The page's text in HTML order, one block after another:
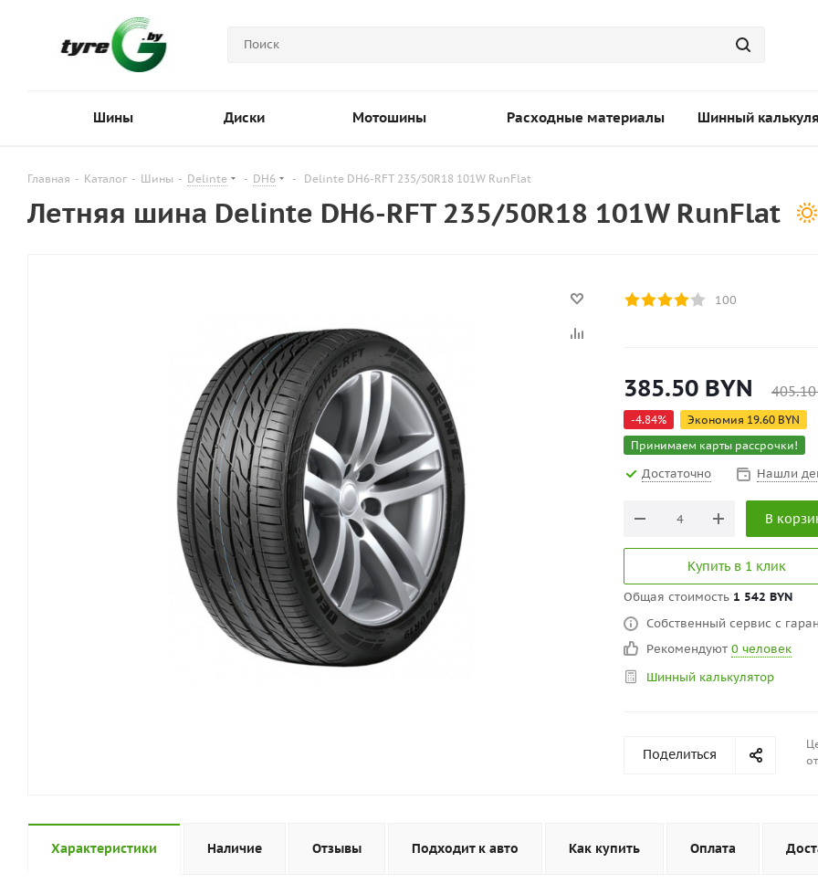
Шины Диски Мотошины Расходные материалы Шинный
Главная - Каталог - Шины - Delinte - DH6 - Delinte DH6-RFT 235/50R18 101W RunFlat
Летняя шина Delinte DH6-RFT 235/50R18 101W RunFlat
100
385.50 BYN 405.10
-4.84% Экономия 19.60 BYN
Принимаем карты рассрочки!
Достаточно Нашли
В
Купить в 1 клик
Общая стоимость 1 542 BYN
Собственный сервис с
Рекомендуют 0 человек
Шинный калькулятор
Поделиться
Характеристики Наличие Отзывы Подходит к авто Как купить Оплата